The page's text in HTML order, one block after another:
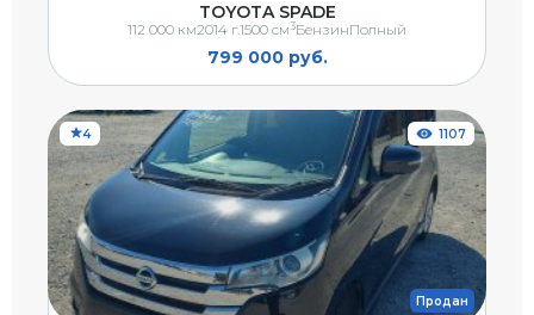
TOYOTA SPADE
799 000 руб.
112 000 км2014 г.1500 см3БензинПолный
4
Продан
1107